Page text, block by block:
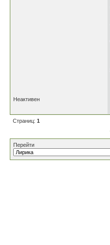
Неактивен
Страниц: 1
Перейти